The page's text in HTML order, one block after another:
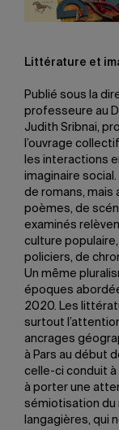
Littérature et
Publié sous la
professeure au
Judith Sribnai,
l’ouvrage collectif
les interactions
imaginaire
de romans, mais
poèmes, de
examinés
culture
policiers, de
Un même
époques
2020. Les
surtout
ancrages
à Pars au début
celle-ci conduit à
à porter une
sémiotisation du
langagières, qui